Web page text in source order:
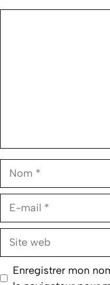
Nom
E-
Site
Enregistrer mon